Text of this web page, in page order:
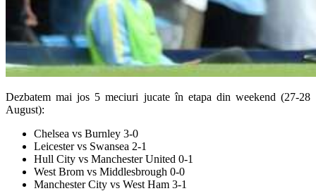
Dezbatem mai jos 5 meciuri jucate în etapa din weekend (27-28
August):
Chelsea vs Burnley 3-0
Leicester vs Swansea 2-1
Hull City vs Manchester United 0-1
West Brom vs Middlesbrough 0-0
Manchester City vs West Ham 3-1